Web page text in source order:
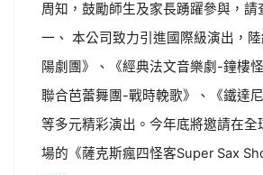
周知，鼓勵師生及家長踴躍參與，請
一、 本公司致力引進國際級演出，
陽劇團》、《經典法文音樂劇-鐘樓
聯合芭蕾舞團-戰時輓歌》、《鐵達尼
等多元精彩演出。今年底將邀請在
場的《薩克斯瘋四怪客Super Sax